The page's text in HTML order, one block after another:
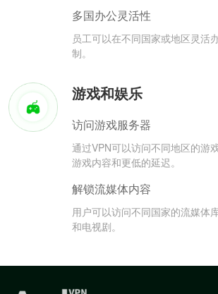
多国办公灵活性
员工可以在不同国家或地区灵活
制。
游戏和娱乐
访问游戏服务器
通过VPN可以访问不同地区的游
游戏内容和更低的延迟。
解锁流媒体内容
用户可以访问不同国家的流媒体
和电视剧。